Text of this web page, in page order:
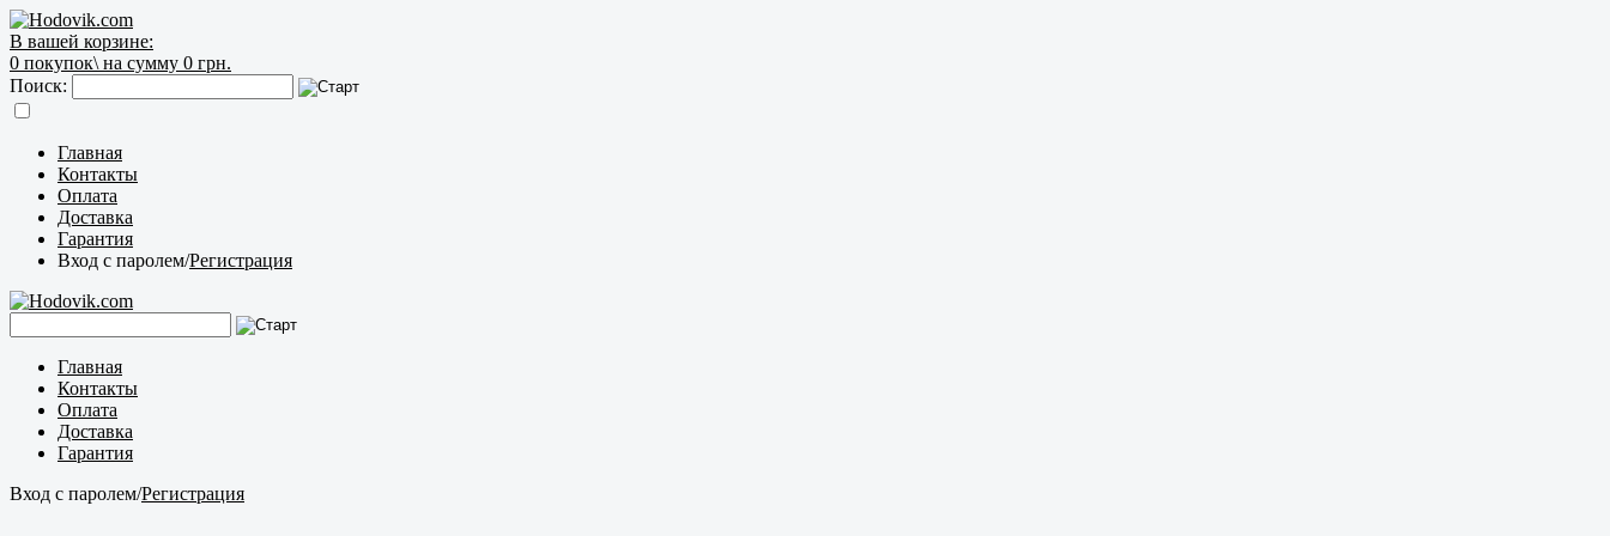
В вашей корзине:
0 покупок\ на сумму 0 грн.
Поиск:
Главная
Контакты
Оплата
Доставка
Гарантия
Вход с паролем/Регистрация
Главная
Контакты
Оплата
Доставка
Гарантия
Вход с паролем/Регистрация